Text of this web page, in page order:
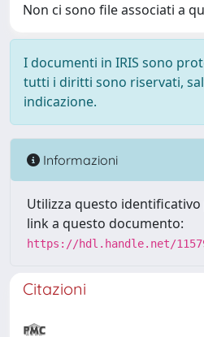
Non ci sono file associati a
I documenti in IRIS sono
tutti i diritti sono riservati,
indicazione.
Informazioni
Utilizza questo
link a questo documento:
https://hdl.handle.net/
Citazioni